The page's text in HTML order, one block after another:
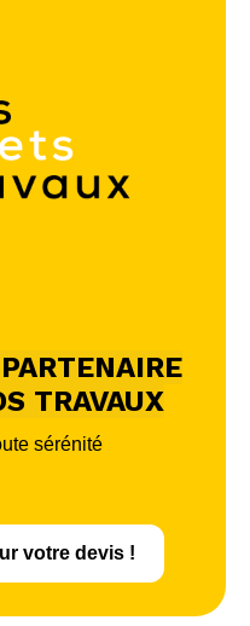
TRAVAUX
sérénité
votre devis !